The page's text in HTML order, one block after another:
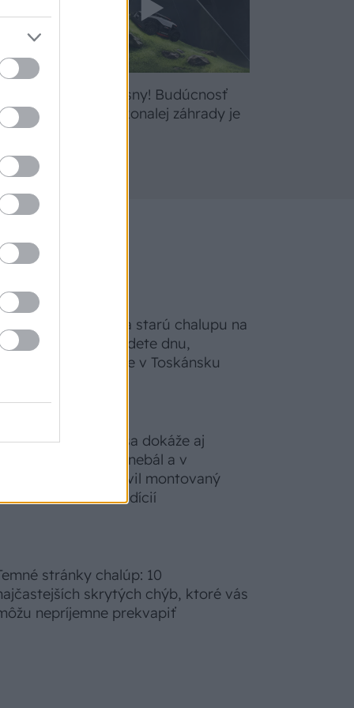
Žite svoje sny! Budúcnosť
údržby dokonalej záhrady je
Na Morave prerobila starú chalupu na
Keď vojdete dnu,
zabudnete, že nie ste v Toskánsku
motorovou pílou sa dokáže aj
podpísať. Slovák sa nebál a v
Čičmanoch si postavil montovaný
v duchu tradícií
stránky chalúp: 10
skrytých chýb, ktoré vás
nepríjemne prekvapiť